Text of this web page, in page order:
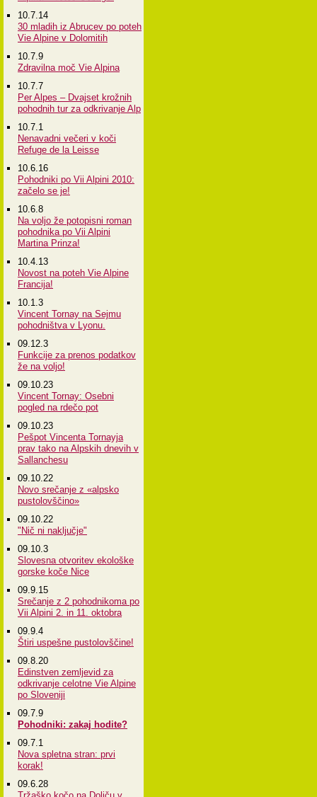
10.7.14
30 mladih iz Abrucev po poteh
Vie Alpine v Dolomitih
10.7.9
Zdravilna moč Vie Alpina
10.7.7
Per Alpes – Dvajset krožnih
pohodnih tur za odkrivanje Alp
10.7.1
Nenavadni večeri v koči
Refuge de la Leisse
10.6.16
Pohodniki po Vii Alpini 2010:
začelo se je!
10.6.8
Na voljo že potopisni roman
pohodnika po Vii Alpini
Martina Prinza!
10.4.13
Novost na poteh Vie Alpine
Francija!
10.1.3
Vincent Tornay na Sejmu
pohodništva v Lyonu.
09.12.3
Funkcije za prenos podatkov
že na voljo!
09.10.23
Vincent Tornay: Osebni
pogled na rdečo pot
09.10.23
Pešpot Vincenta Tornayja
prav tako na Alpskih dnevih v
Sallanchesu
09.10.22
Novo srečanje z «alpsko
pustolovščino»
09.10.22
"Nič ni naključje"
09.10.3
Slovesna otvoritev ekološke
gorske koče Nice
09.9.15
Srečanje z 2 pohodnikoma po
Vii Alpini 2. in 11. oktobra
09.9.4
Štiri uspešne pustolovščine!
09.8.20
Edinstven zemljevid za
odkrivanje celotne Vie Alpine
po Sloveniji
09.7.9
Pohodniki: zakaj hodite?
09.7.1
Nova spletna stran: prvi
korak!
09.6.28